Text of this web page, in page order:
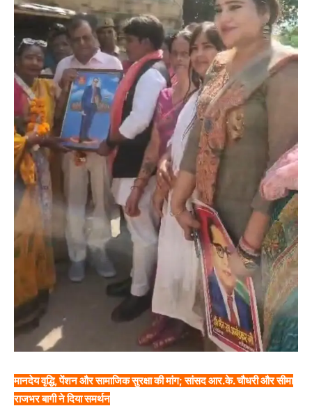
मानदेय वृद्धि, पेंशन और सामाजिक सुरक्षा की मांग; सांसद आर.के. चौधरी और सीमा
राजभर बागी ने दिया समर्थन